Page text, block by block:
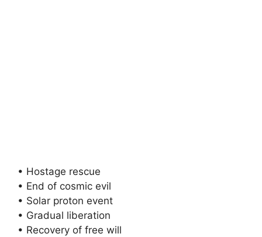
• Hostage rescue
• End of cosmic evil
• Solar proton event
• Gradual liberation
• Recovery of free will